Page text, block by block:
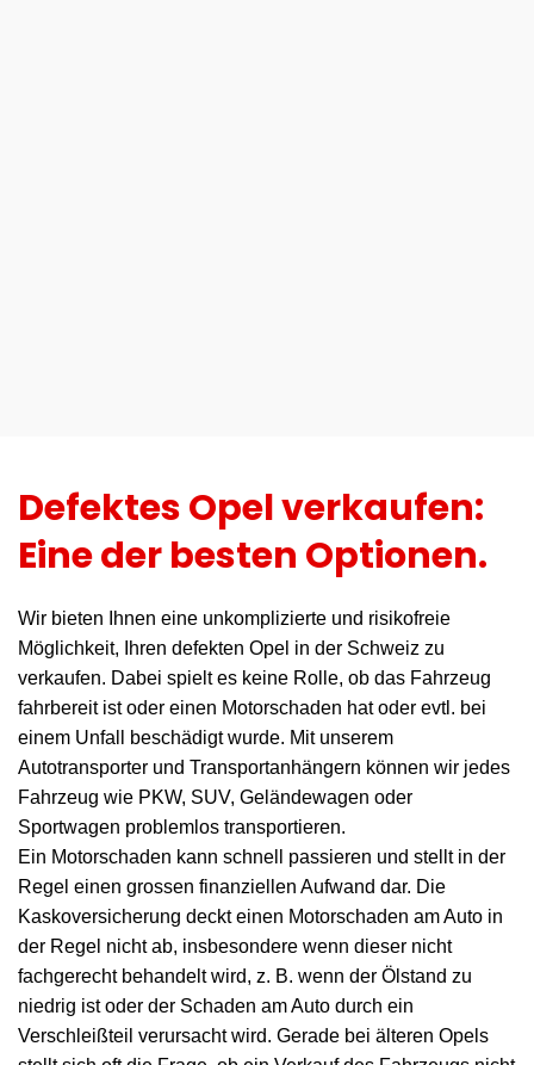
Defektes Opel verkaufen:
Eine der besten Optionen.
Wir bieten Ihnen eine unkomplizierte und risikofreie
Möglichkeit, Ihren defekten Opel in der Schweiz zu
verkaufen. Dabei spielt es keine Rolle, ob das Fahrzeug
fahrbereit ist oder einen Motorschaden hat oder evtl. bei
einem Unfall beschädigt wurde. Mit unserem
Autotransporter und Transportanhängern können wir jedes
Fahrzeug wie PKW, SUV, Geländewagen oder
Sportwagen problemlos transportieren.
Ein Motorschaden kann schnell passieren und stellt in der
Regel einen grossen finanziellen Aufwand dar. Die
Kaskoversicherung deckt einen Motorschaden am Auto in
der Regel nicht ab, insbesondere wenn dieser nicht
fachgerecht behandelt wird, z. B. wenn der Ölstand zu
niedrig ist oder der Schaden am Auto durch ein
Verschleißteil verursacht wird. Gerade bei älteren Opels